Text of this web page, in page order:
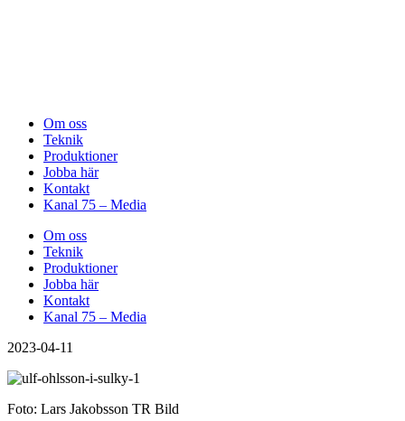
Om oss
Teknik
Produktioner
Jobba här
Kontakt
Kanal 75 – Media
Om oss
Teknik
Produktioner
Jobba här
Kontakt
Kanal 75 – Media
2023-04-11
Foto: Lars Jakobsson TR Bild